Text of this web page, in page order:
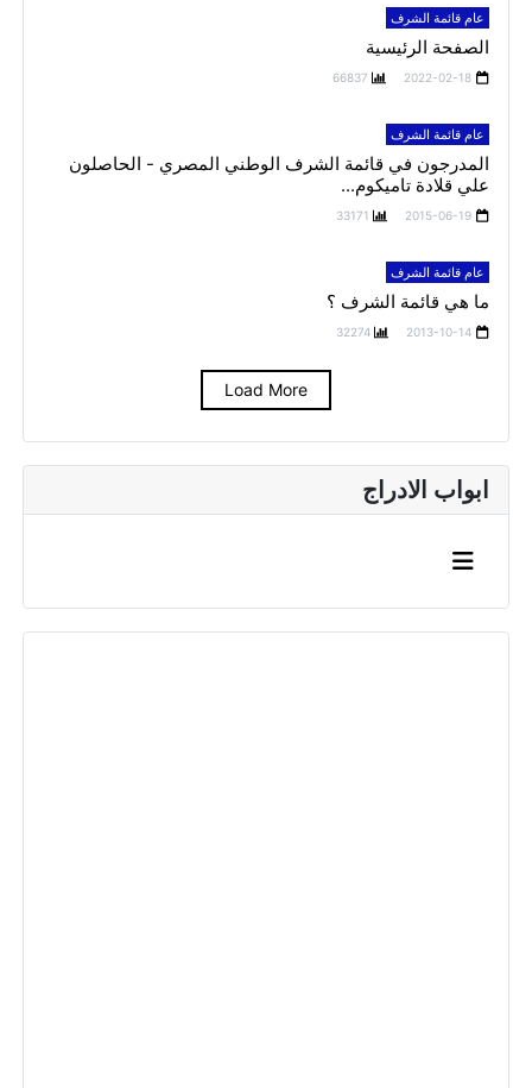
ابواب الادراج
عام قائمة الشرف
الصفحة الرئيسية
2022-02-18
66837
عام قائمة الشرف
المدرجون في قائمة الشرف الوطني المصري - الحاصلون
علي قلادة تاميكوم...
2015-06-19
33171
عام قائمة الشرف
ما هي قائمة الشرف ؟
2013-10-14
32274
Load More